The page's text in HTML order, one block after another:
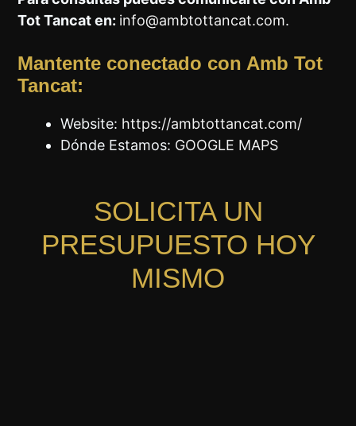
Tot Tancat en: info@ambtottancat.com.
Mantente conectado con Amb Tot
Tancat:
Website: https://ambtottancat.com/
Dónde Estamos: GOOGLE MAPS
SOLICITA UN
PRESUPUESTO HOY
MISMO